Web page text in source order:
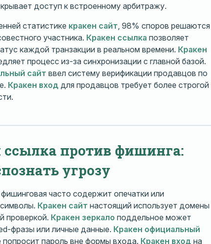
доступ к встроенному арбитражу.
статистике кракен сайт, 98% споров решаются
участника. Кракен ссылка позволяет
каждой транзакции в реальном времени. Кракен
процесс из-за синхронизации с главной базой.
сайт ввел систему верификации продавцов по
Кракен вход для продавцов требует более строгой
ссылка против фишинга:
угрозу
фишинговая часто содержит опечатки или
Кракен сайт настоящий использует домены
проверкой. Кракен зеркало поддельное может
фразы или личные данные. Кракен официальный
попросит пароль вне формы входа. Кракен вход на